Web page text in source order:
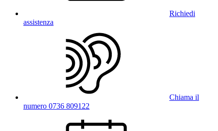
Richiedi
assistenza
Chiama il
numero 0736 809122